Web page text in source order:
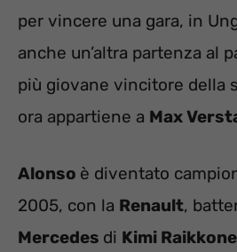
per vincere una gara, in
anche un’altra partenza al
più giovane vincitore della
ora appartiene a Max
Alonso è diventato
2005, con la Renault,
Mercedes di Kimi